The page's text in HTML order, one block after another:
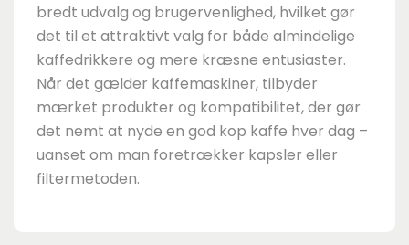
bredt udvalg og brugervenlighed, hvilket gør
det til et attraktivt valg for både almindelige
kaffedrikkere og mere kræsne entusiaster.
Når det gælder kaffemaskiner, tilbyder
mærket produkter og kompatibilitet, der gør
det nemt at nyde en god kop kaffe hver dag –
uanset om man foretrækker kapsler eller
filtermetoden.